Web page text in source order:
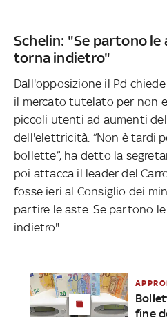
Schelin: "Se partono le
torna indietro"
Dall'opposizione il Pd
il mercato tutelato per non
piccoli utenti ad aumenti
dell'elettricità. “Non è tardi
bollette”, ha detto la
poi attacca il leader del
fosse ieri al Consiglio dei
partire le aste. Se partono
indietro".
fine